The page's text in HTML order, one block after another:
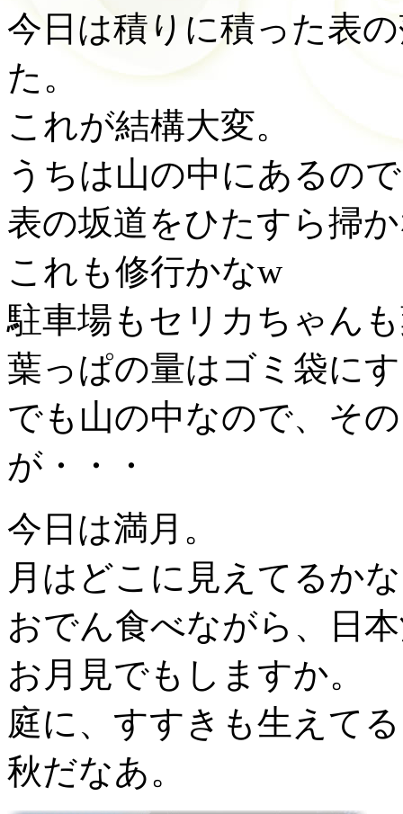
今日は積りに積った表
た。
これが結構大変。
うちは山の中にあるの
表の坂道をひたすら掃
これも修行かなw
駐車場もセリカちゃん
葉っぱの量はゴミ袋に
でも山の中なので、そ
が・・・
今日は満月。
月はどこに見えてるか
おでん食べながら、日
お月見でもしますか。
庭に、すすきも生えて
秋だなあ。